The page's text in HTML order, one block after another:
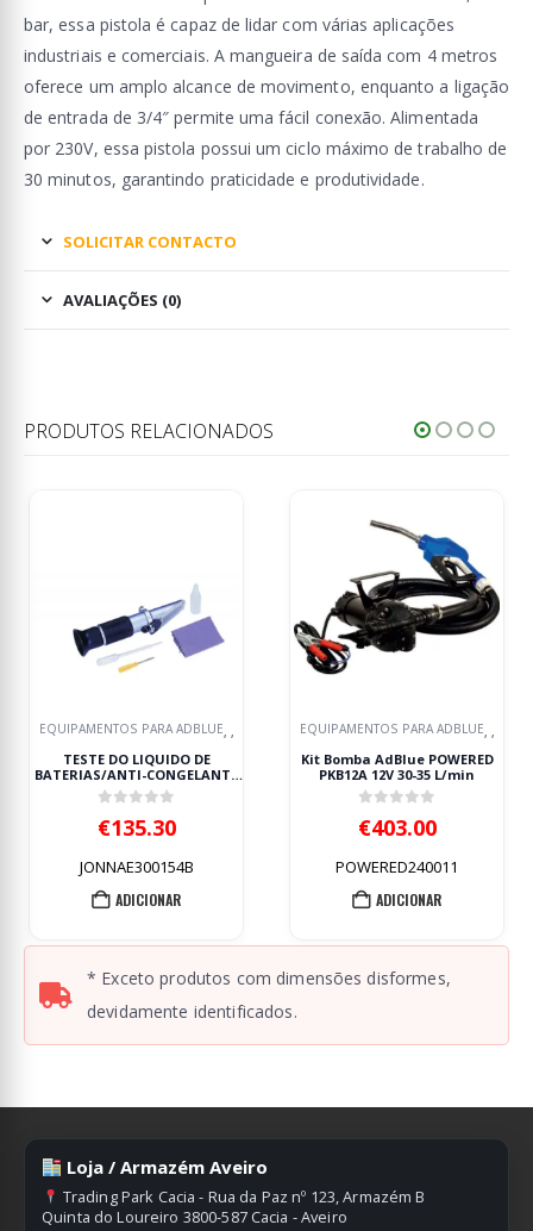
bar, essa pistola é capaz de lidar com várias aplicações
industriais e comerciais. A mangueira de saída com 4 metros
oferece um amplo alcance de movimento, enquanto a ligação
de entrada de 3/4″ permite uma fácil conexão. Alimentada
por 230V, essa pistola possui um ciclo máximo de trabalho de
30 minutos, garantindo praticidade e produtividade.
SOLICITAR CONTACTO
AVALIAÇÕES (0)
PRODUTOS RELACIONADOS
PARA ADBLUE,,
DO LIQUIDO DE
ANTI-CONGELANTE
JONNAE300154B
ADICIONAR
EQUIPAMENTOS PARA ADBLUE,,
Kit Bomba AdBlue POWERED
PKB12A 12V 30-35 L/min
POWERED240011
ADICIONAR
KIT
* Exceto produtos com dimensões disformes,
devidamente identificados.
Loja / Armazém Aveiro
Trading Park Cacia - Rua da Paz nº 123, Armazém B
Quinta do Loureiro 3800-587 Cacia - Aveiro